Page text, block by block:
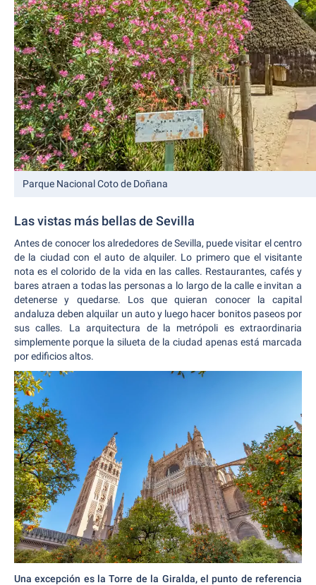
Parque Nacional Coto de Doñana
Las vistas más bellas de Sevilla
Antes de conocer los alrededores de Sevilla, puede visitar el centro
de la ciudad con el auto de alquiler. Lo primero que el visitante
nota es el colorido de la vida en las calles. Restaurantes, cafés y
bares atraen a todas las personas a lo largo de la calle e invitan a
detenerse y quedarse. Los que quieran conocer la capital
andaluza deben alquilar un auto y luego hacer bonitos paseos por
sus calles. La arquitectura de la metrópoli es extraordinaria
simplemente porque la silueta de la ciudad apenas está marcada
por edificios altos.
Una excepción es la Torre de la Giralda, el punto de referencia